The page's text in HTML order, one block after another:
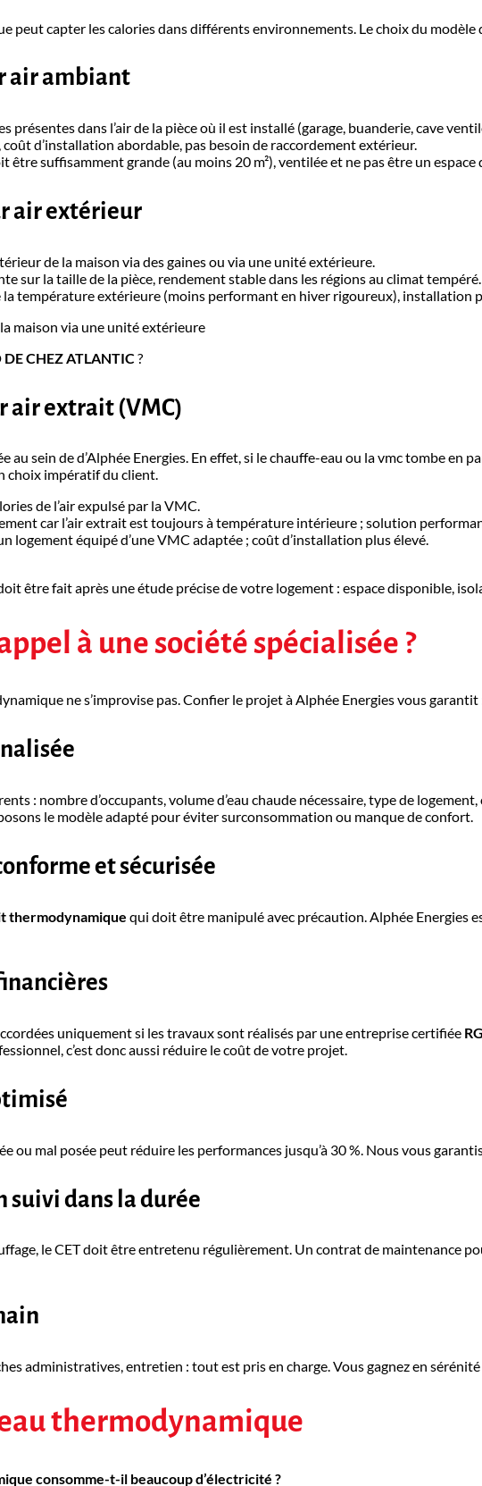
peut capter les calories dans différents environnements. Le choix du
air ambiant
présentes dans l’air de la pièce où il est installé (garage, buanderie, cave
coût d’installation abordable, pas besoin de raccordement extérieur.
être suffisamment grande (au moins 20 m²), ventilée et ne pas être un
air extérieur
de la maison via des gaines ou via une unité extérieure.
sur la taille de la pièce, rendement stable dans les régions au climat tempéré.
la température extérieure (moins performant en hiver rigoureux), installation
la maison via une unité extérieure
DE CHEZ ATLANTIC?
air extrait (VMC)
au sein de d’Alphée Energies. En effet, si le chauffe-eau ou la vmc tombe en
choix impératif du client.
de l’air expulsé par la VMC.
car l’air extrait est toujours à température intérieure ; solution
logement équipé d’une VMC adaptée ; coût d’installation plus élevé.
être fait après une étude précise de votre logement : espace disponible,
à une société spécialisée ?
ne s’improvise pas. Confier le projet à Alphée Energies vous garantit
: nombre d’occupants, volume d’eau chaude nécessaire, type de
le modèle adapté pour éviter surconsommation ou manque de confort.
et sécurisée
thermodynamique qui doit être manipulé avec précaution. Alphée Energies
uniquement si les travaux sont réalisés par une entreprise certifiée
c’est donc aussi réduire le coût de votre projet.
ou mal posée peut réduire les performances jusqu’à 30 %. Nous vous
suivi dans la durée
le CET doit être entretenu régulièrement. Un contrat de maintenance
administratives, entretien : tout est pris en charge. Vous gagnez en
thermodynamique
consomme-t-il beaucoup d’électricité ?